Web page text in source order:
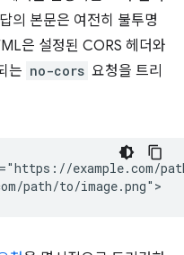
의 본문은 여전히 불투명
은 설정된 CORS 헤더와
는 no-cors 요청을 트리
example.com/